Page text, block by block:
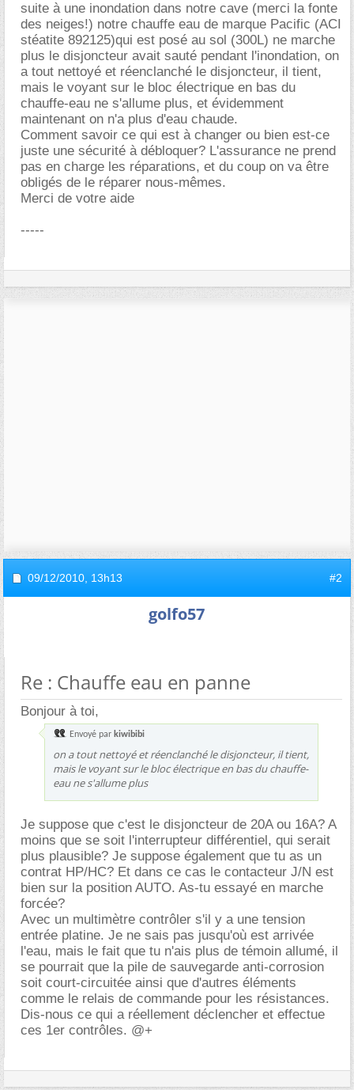
suite à une inondation dans notre cave (merci la fonte
des neiges!) notre chauffe eau de marque Pacific (ACI
stéatite 892125)qui est posé au sol (300L) ne marche
plus le disjoncteur avait sauté pendant l'inondation, on
a tout nettoyé et réenclanché le disjoncteur, il tient,
mais le voyant sur le bloc électrique en bas du
chauffe-eau ne s'allume plus, et évidemment
maintenant on n'a plus d'eau chaude.
Comment savoir ce qui est à changer ou bien est-ce
juste une sécurité à débloquer? L'assurance ne prend
pas en charge les réparations, et du coup on va être
obligés de le réparer nous-mêmes.
Merci de votre aide
-----
09/12/2010, 13h13 #2
golfo57
Re : Chauffe eau en panne
Bonjour à toi,
Envoyé par kiwibibi
on a tout nettoyé et réenclanché le disjoncteur, il tient,
mais le voyant sur le bloc électrique en bas du chauffe-
eau ne s'allume plus
Je suppose que c'est le disjoncteur de 20A ou 16A? A
moins que se soit l'interrupteur différentiel, qui serait
plus plausible? Je suppose également que tu as un
contrat HP/HC? Et dans ce cas le contacteur J/N est
bien sur la position AUTO. As-tu essayé en marche
forcée?
Avec un multimètre contrôler s'il y a une tension
entrée platine. Je ne sais pas jusqu'où est arrivée
l'eau, mais le fait que tu n'ais plus de témoin allumé, il
se pourrait que la pile de sauvegarde anti-corrosion
soit court-circuitée ainsi que d'autres éléments
comme le relais de commande pour les résistances.
Dis-nous ce qui a réellement déclencher et effectue
ces 1er contrôles. @+